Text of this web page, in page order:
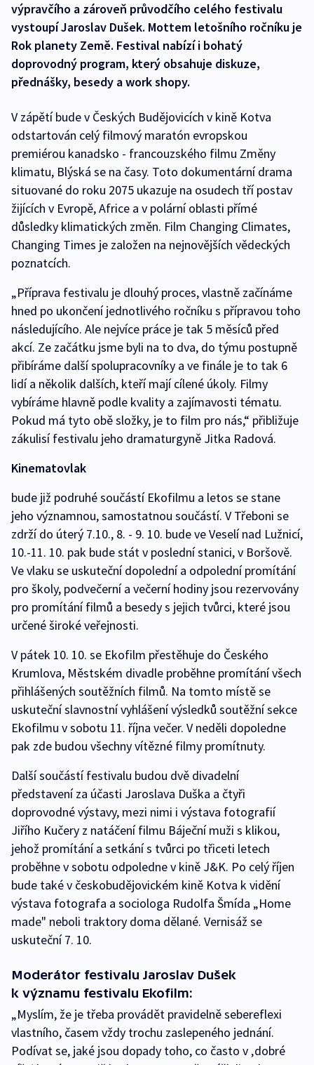
výpravčího a zároveň průvodčího celého festivalu
vystoupí Jaroslav Dušek. Mottem letošního ročníku je
Rok planety Země. Festival nabízí i bohatý
doprovodný program, který obsahuje diskuze,
přednášky, besedy a work shopy.
V zápětí bude v Českých Budějovicích v kině Kotva
odstartován celý filmový maratón evropskou
premiérou kanadsko - francouzského filmu Změny
klimatu, Blýská se na časy. Toto dokumentární drama
situované do roku 2075 ukazuje na osudech tří postav
žijících v Evropě, Africe a v polární oblasti přímé
důsledky klimatických změn. Film Changing Climates,
Changing Times je založen na nejnovějších vědeckých
poznatcích.
„Příprava festivalu je dlouhý proces, vlastně začínáme
hned po ukončení jednotlivého ročníku s přípravou toho
následujícího. Ale nejvíce práce je tak 5 měsíců před
akcí. Ze začátku jsme byli na to dva, do týmu postupně
přibíráme další spolupracovníky a ve finále je to tak 6
lidí a několik dalších, kteří mají cílené úkoly. Filmy
vybíráme hlavně podle kvality a zajímavosti tématu.
Pokud má tyto obě složky, je to film pro nás,“ přibližuje
zákulisí festivalu jeho dramaturgyně Jitka Radová.
Kinematovlak
bude již podruhé součástí Ekofilmu a letos se stane
jeho významnou, samostatnou součástí. V Třeboni se
zdrží do úterý 7.10., 8. - 9. 10. bude ve Veselí nad Lužnicí,
10.-11. 10. pak bude stát v poslední stanici, v Boršově.
Ve vlaku se uskuteční dopolední a odpolední promítání
pro školy, podvečerní a večerní hodiny jsou rezervovány
pro promítání filmů a besedy s jejich tvůrci, které jsou
určené široké veřejnosti.
V pátek 10. 10. se Ekofilm přestěhuje do Českého
Krumlova, Městském divadle proběhne promítání všech
přihlášených soutěžních filmů. Na tomto místě se
uskuteční slavnostní vyhlášení výsledků soutěžní sekce
Ekofilmu v sobotu 11. října večer. V neděli dopoledne
pak zde budou všechny vítězné filmy promítnuty.
Další součástí festivalu budou dvě divadelní
představení za účasti Jaroslava Duška a čtyři
doprovodné výstavy, mezi nimi i výstava fotografií
Jiřího Kučery z natáčení filmu Báječní muži s klikou,
jehož promítání a setkání s tvůrci po třiceti letech
proběhne v sobotu odpoledne v kině J&K. Po celý říjen
bude také v českobudějovickém kině Kotva k vidění
výstava fotografa a sociologa Rudolfa Šmída „Home
made" neboli traktory doma dělané. Vernisáž se
uskuteční 7. 10.
Moderátor festivalu Jaroslav Dušek
k významu festivalu Ekofilm:
„Myslím, že je třeba provádět pravidelně sebereflexi
vlastního, časem vždy trochu zaslepeného jednání.
Podívat se, jaké jsou dopady toho, co často v ‚dobré